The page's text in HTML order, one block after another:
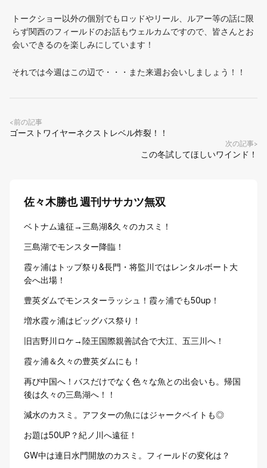
トークショー以外の個別でもロッドやリール、ルアー等の話に限
らず関西のフィールドのお話もウェルカムですので、皆さんとお
会いできるのを楽しみにしています！
それでは今週はこの辺で・・・また来週お会いしましょう！！
<前の記事
ゴーストワイヤーネクストレベル炸裂！！
次の記事>
この冬試してほしいワインド！
佐々木勝也 週刊ササカツ無双
ベトナム遠征→三島湖&久々のカスミ！
三島湖でモンスター降臨！
霞ヶ浦はトップ祭り&長門・将監川ではレンタルボート大
会へ出場！
豊英ダムでモンスターラッシュ！霞ヶ浦でも50up！
増水霞ヶ浦はビッグバス祭り！
旧吉野川ロケ→陸王国際親善試合で大江、五三川へ！
霞ヶ浦＆久々の豊英ダムにも！
再び中国へ！バスだけでなく色々な魚との出会いも。帰国
後は久々の三島湖へ！！
減水のカスミ。アフターの魚にはジャークベイトも◎
お題は50UP？紀ノ川へ遠征！
GW中は連日水門開放のカスミ。フィールドの変化は？